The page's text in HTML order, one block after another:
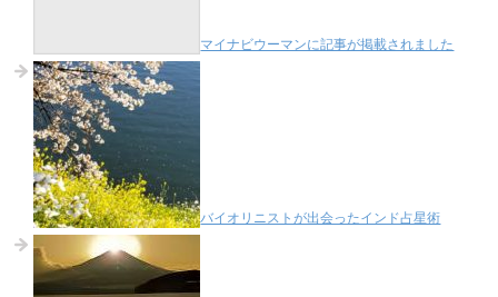
マイナビウーマンに記事が掲載されました
バイオリニストが出会ったインド占星術